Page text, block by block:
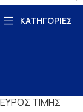
ΚΑΤΗΓΟΡΙΕΣ
ΕΎΡΟΣ ΤΙΜΉΣ